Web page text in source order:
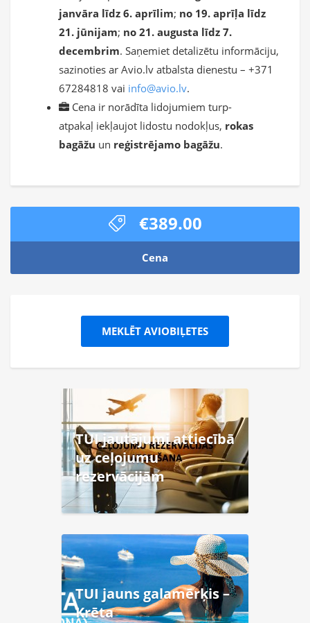
janvāra līdz 6. aprīlim; no 19. aprīļa līdz
21. jūnijam; no 21. augusta līdz 7.
decembrim. Saņemiet detalizētu informāciju,
sazinoties ar Avio.lv atbalsta dienestu – +371
67284818 vai info@avio.lv.
Cena ir norādīta lidojumiem turp-
atpakaļ iekļaujot lidostu nodokļus, rokas
bagāžu un reģistrējamo bagāžu.
€389.00
Cena
MEKLĒT AVIOBIĻETES
TUI jautājumi attiecībā
uz ceļojumu
rezervācijām
TUI jauns galamērķis –
Krēta